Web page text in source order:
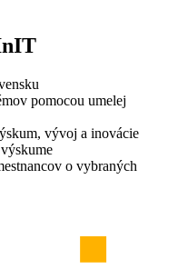
pomocou umelej
vývoj a inovácie
o vybraných